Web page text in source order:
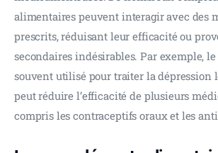
alimentaires peuvent interagir avec des
prescrits, réduisant leur efficacité ou
secondaires indésirables. Par exemple,
souvent utilisé pour traiter la dépression
peut réduire l’efficacité de plusieurs
compris les contraceptifs oraux et les